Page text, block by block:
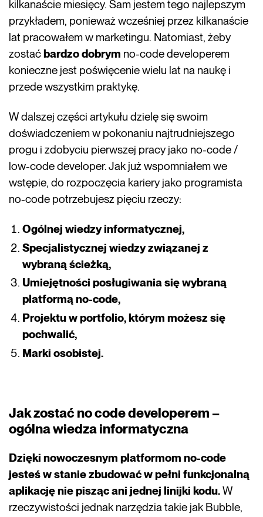
kilkanaście miesięcy. Sam jestem tego najlepszym
przykładem, ponieważ wcześniej przez kilkanaście
lat pracowałem w marketingu. Natomiast, żeby
zostaćbardzo dobrym no-code developerem
konieczne jest poświęcenie wielu lat na naukę i
przede wszystkim praktykę.
W dalszej części artykułu dzielę się swoim
doświadczeniem w pokonaniu najtrudniejszego
progu i zdobyciu pierwszej pracy jako no-code /
low-code developer. Jak już wspomniałem we
wstępie, do rozpoczęcia kariery jako programista
no-code potrzebujesz pięciu rzeczy:
Ogólnej wiedzy informatycznej,
Specjalistycznej wiedzy związanej z
wybraną ścieżką,
Umiejętności posługiwania się wybraną
platformą no-code,
Projektu w portfolio, którym możesz się
pochwalić,
Marki osobistej.
Jak zostać no code developerem –
ogólna wiedza informatyczna
Dzięki nowoczesnym platformom no-code
jesteś w stanie zbudować w pełni funkcjonalną
aplikację nie pisząc ani jednej linijki kodu.W
rzeczywistości jednak narzędzia takie jak Bubble,